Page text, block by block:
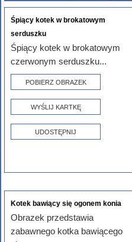
Śpiący kotek w brokatowym
serduszku
Śpiący kotek w brokatowym
czerwonym serduszku...
POBIERZ OBRAZEK
WYŚLIJ KARTKĘ
UDOSTĘPNIJ
Kotek bawiący się ogonem konia
Obrazek przedstawia
zabawnego kotka bawiącego